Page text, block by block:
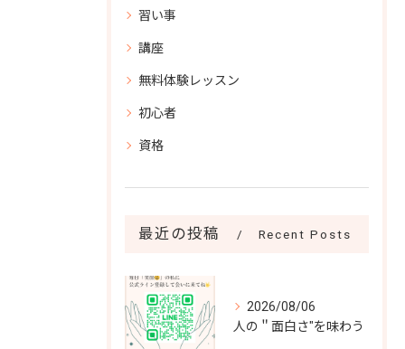
習い事
講座
無料体験レッスン
初心者
資格
最近の投稿 Recent Posts
2026/08/06
人の＂面白さ"を味わう